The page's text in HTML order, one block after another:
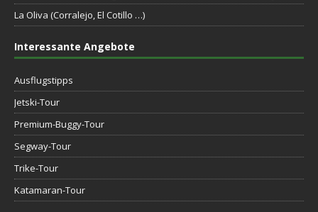
La Oliva (Corralejo, El Cotillo …)
Interessante Angebote
Ausflugstipps
Jetski-Tour
Premium-Buggy-Tour
Segway-Tour
Trike-Tour
Katamaran-Tour